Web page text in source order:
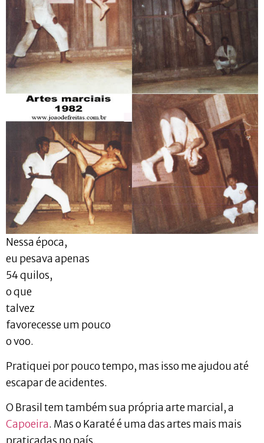
Nessa época,
eu pesava apenas
54 quilos,
o que
talvez
favorecesse um pouco
o voo.
Pratiquei por pouco tempo, mas isso me ajudou até
escapar de acidentes.
O Brasil tem também sua própria arte marcial, a
Capoeira. Mas o Karaté é uma das artes mais mais